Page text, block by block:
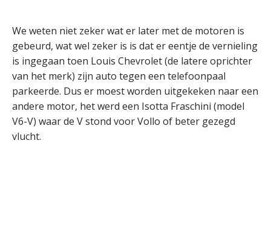
We weten niet zeker wat er later met de motoren is
gebeurd, wat wel zeker is is dat er eentje de vernieling
is ingegaan toen Louis Chevrolet (de latere oprichter
van het merk) zijn auto tegen een telefoonpaal
parkeerde. Dus er moest worden uitgekeken naar een
andere motor, het werd een Isotta Fraschini (model
V6-V) waar de V stond voor Vollo of beter gezegd
vlucht.